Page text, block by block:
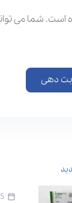
شما می
دهی
15